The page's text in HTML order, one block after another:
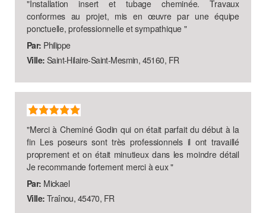
"Installation insert et tubage cheminée. Travaux
conformes au projet, mis en œuvre par une équipe
ponctuelle, professionnelle et sympathique "
Par: Philippe
Ville: Saint-Hilaire-Saint-Mesmin, 45160, FR
"Merci à Cheminé Godin qui on était parfait du début à la
fin Les poseurs sont très professionnels il ont travaillé
proprement et on était minutieux dans les moindre détail
Je recommande fortement merci à eux"
Par: Mickael
Ville: Traînou, 45470, FR